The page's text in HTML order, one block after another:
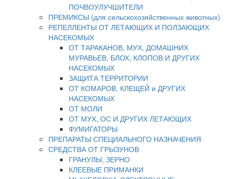
ПОЧВОУЛУЧШИТЕЛИ
ПРЕМИКСЫ (для сельскохозяйственных животных)
РЕПЕЛЛЕНТЫ ОТ ЛЕТАЮЩИХ И ПОЛЗАЮЩИХ
НАСЕКОМЫХ
ОТ ТАРАКАНОВ, МУХ, ДОМАШНИХ
МУРАВЬЕВ, БЛОХ, КЛОПОВ И ДРУГИХ
НАСЕКОМЫХ
ЗАЩИТА ТЕРРИТОРИИ
ОТ КОМАРОВ, КЛЕЩЕЙ и ДРУГИХ
НАСЕКОМЫХ
ОТ МОЛИ
ОТ МУХ, ОС И ДРУГИХ ЛЕТАЮЩИХ
ФУМИГАТОРЫ
ПРЕПАРАТЫ СПЕЦИАЛЬНОГО НАЗНАЧЕНИЯ
СРЕДСТВА ОТ ГРЫЗУНОВ
ГРАНУЛЫ, ЗЕРНО
КЛЕЕВЫЕ ПРИМАНКИ